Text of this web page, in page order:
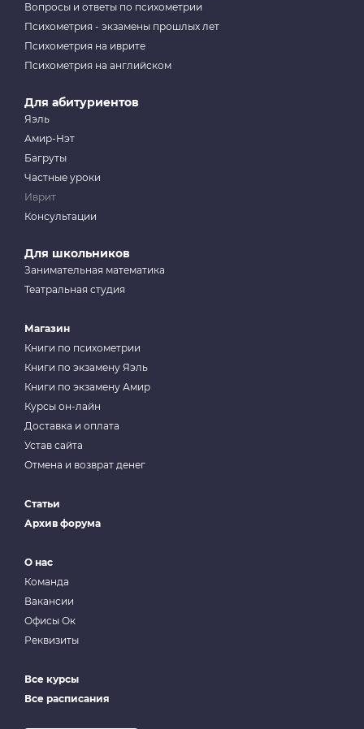
Вопросы и ответы по психометрии
Психометрия - экзамены прошлых лет
Психометрия на иврите
Психометрия на английском
Для абитуриентов
Яэль
Амир-Нэт
Багруты
Частные уроки
Иврит
Консультации
Для школьников
Занимательная математика
Театральная студия
Магазин
Книги по психометрии
Книги по экзамену Яэль
Книги по экзамену Амир
Курсы он-лайн
Доставка и оплата
Устав сайта
Отмена и возврат денег
Статьи
Архив форума
О нас
Команда
Вакансии
Офисы Ок
Реквизиты
Все курсы
Все расписания